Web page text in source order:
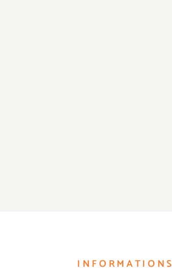
INFORMATIONS